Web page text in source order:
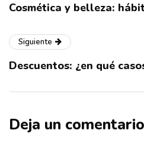
Cosmética y belleza:
Siguiente
Descuentos: ¿en qué
Deja un comentario